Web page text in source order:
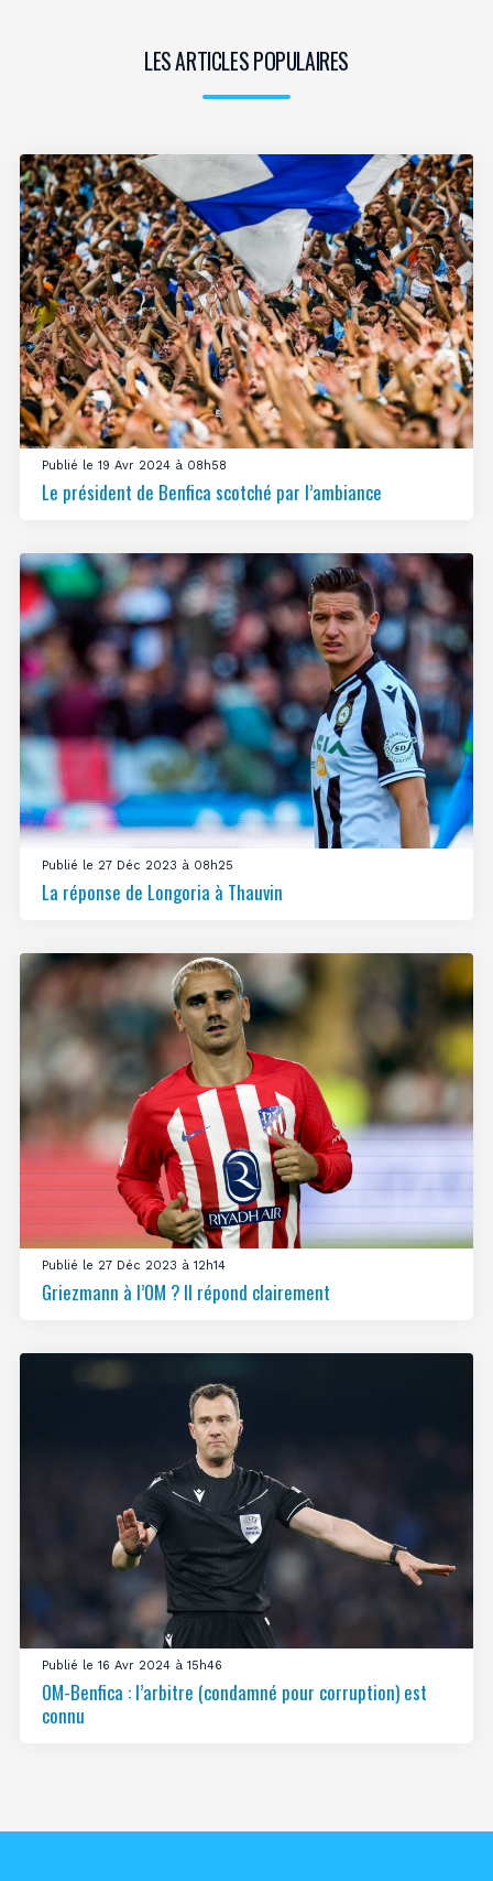
LES ARTICLES POPULAIRES
Publié le 19 Avr 2024 à 08h58
Le président de Benfica scotché par l’ambiance
Publié le 27 Déc 2023 à 08h25
La réponse de Longoria à Thauvin
Publié le 27 Déc 2023 à 12h14
Griezmann à l’OM ? Il répond clairement
Publié le 16 Avr 2024 à 15h46
OM-Benfica : l’arbitre (condamné pour corruption) est
connu